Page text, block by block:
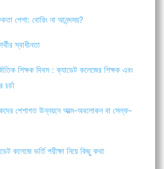
পেশা: বোরিং না আনন্দময়?
স্বাধীনতা
শিক্ষক দিবস : ক্যাডেট কলেজের শিক্ষক এবং
পেশাগত উন্নয়নে আত্ম-অবলোকন বা সেল্ফ-
কলেজে ভর্তি পরীক্ষা নিয়ে কিছু কথা